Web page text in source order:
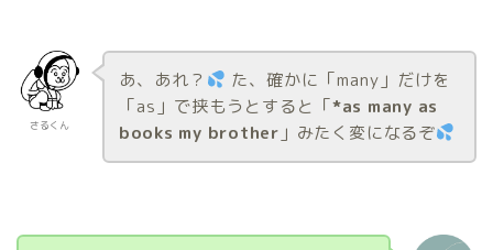
さるくん
あ、あれ？
た、確かに「many」だけを
「as」で挟もうとすると「*as many as
books my brother 」みたく変になるぞ